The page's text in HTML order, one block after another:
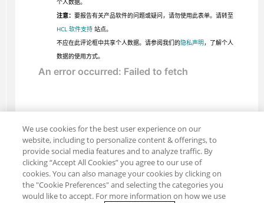
个人数据。
注意： 要报告有关产品软件的问题或疑问，请勿使用此表单。请转至
HCL 软件支持站点。
不应在此评论框中共享个人数据。请参阅我们的隐私声明，了解个人
数据的使用方式。
We use cookies for the best user experience on our
website, including to personalize content & offerings, to
provide social media features and to analyze traffic. By
clicking “Accept All Cookies” you agree to our use of
cookies. You can also manage your cookies by clicking on
the "Cookie Preferences" and selecting the categories you
would like to accept. For more information on how we use